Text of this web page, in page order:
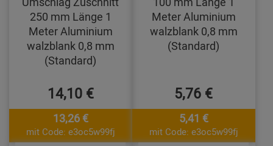
250 mm Länge 1
Meter Aluminium
walzblank 0,8 mm
(Standard)
14,10 €
13,26 €
mit Code: e3oc5w99fj
Meter Aluminium
walzblank 0,8 mm
(Standard)
5,76 €
5,41 €
mit Code: e3oc5w99fj